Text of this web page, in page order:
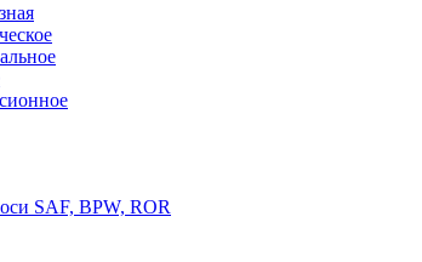
SAF, BPW, ROR